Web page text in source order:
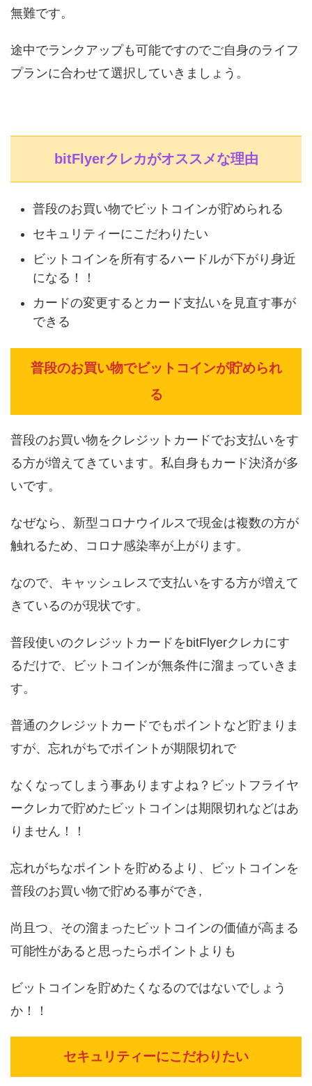
無難です。
途中でランクアップも可能ですのでご自身のライフ
プランに合わせて選択していきましょう。
bitFlyerクレカがオススメな理由
普段のお買い物でビットコインが貯められる
セキュリティーにこだわりたい
ビットコインを所有するハードルが下がり身近
になる！！
カードの変更するとカード支払いを見直す事が
できる
普段のお買い物でビットコインが貯められ
る
普段のお買い物をクレジットカードでお支払いをす
る方が増えてきています。私自身もカード決済が多
いです。
なぜなら、新型コロナウイルスで現金は複数の方が
触れるため、コロナ感染率が上がります。
なので、キャッシュレスで支払いをする方が増えて
きているのが現状です。
普段使いのクレジットカードをbitFlyerクレカにす
るだけで、ビットコインが無条件に溜まっていきま
す。
普通のクレジットカードでもポイントなど貯まりま
すが、忘れがちでポイントが期限切れで
なくなってしまう事ありますよね？ビットフライヤ
ークレカで貯めたビットコインは期限切れなどはあ
りません！！
忘れがちなポイントを貯めるより、ビットコインを
普段のお買い物で貯める事ができ,
尚且つ、その溜まったビットコインの価値が高まる
可能性があると思ったらポイントよりも
ビットコインを貯めたくなるのではないでしょう
か！！
セキュリティーにこだわりたい